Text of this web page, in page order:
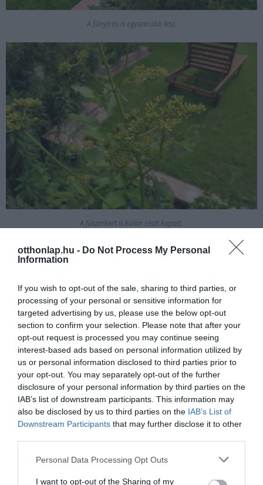
otthonlap.hu - Do Not Process My Personal
Information
If you wish to opt-out of the sale, sharing to third parties, or
processing of your personal or sensitive information for
targeted advertising by us, please use the below opt-out
section to confirm your selection. Please note that after your
opt-out request is processed you may continue seeing
interest-based ads based on personal information utilized by
us or personal information disclosed to third parties prior to
your opt-out. You may separately opt-out of the further
disclosure of your personal information by third parties on the
IAB’s list of downstream participants. This information may
also be disclosed by us to third parties on the IAB’s List of
Downstream Participants that may further disclose it to other
Please note that this website/app uses one or more Google
not limited to your visit or usage behaviour. You may click to
Personal Data Processing Opt Outs
I want to opt-out of the Sharing of my
A fűnyírás is egyszerűbb lesz.
A fűszerkert is külön részt kapott.